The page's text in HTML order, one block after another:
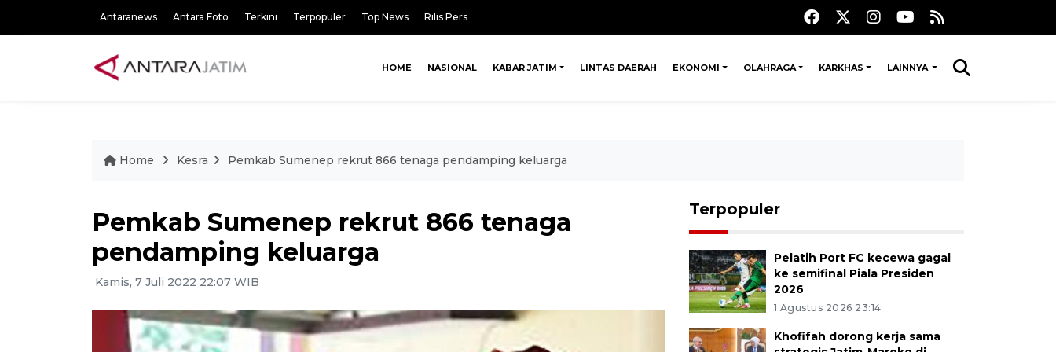
Antaranews Antara Foto Terkini Terpopuler Top News Rilis Pers
HOME NASIONAL KABAR JATIM LINTAS DAERAH EKONOMI OLAHRAGA KARKHAS LAINNYA
Home Kesra Pemkab Sumenep rekrut 866 tenaga pendamping keluarga
Pemkab Sumenep rekrut 866 tenaga
pendamping keluarga
Kamis, 7 Juli 2022 22:07 WIB
Terpopuler
Pelatih Port FC kecewa gagal
ke semifinal Piala Presiden
2026
1 Agustus 2026 23:14
Khofifah dorong kerja sama